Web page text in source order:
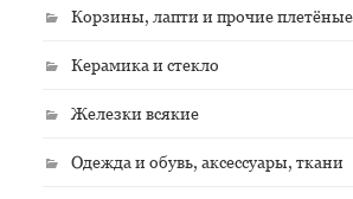
Корзины, лапти и прочие
Керамика и стекло
Железки всякие
Одежда и обувь, аксессуары, ткани